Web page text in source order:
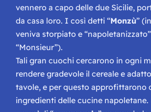
vennero a capo delle due Sicilie,
da casa loro. I così detti “Monzù”
veniva storpiato e
“Monsieur”).
Tali gran cuochi cercarono in ogni
rendere gradevole il cereale e
tavole, e per questo approfittarono
ingredienti delle cucine